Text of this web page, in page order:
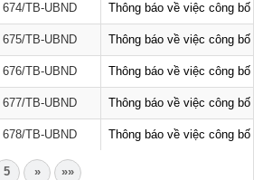
674/TB-UBND Thông báo về việc công bố
675/TB-UBND Thông báo về việc công bố
676/TB-UBND Thông báo về việc công bố
677/TB-UBND Thông báo về việc công bố
678/TB-UBND Thông báo về việc công bố
5 » »»